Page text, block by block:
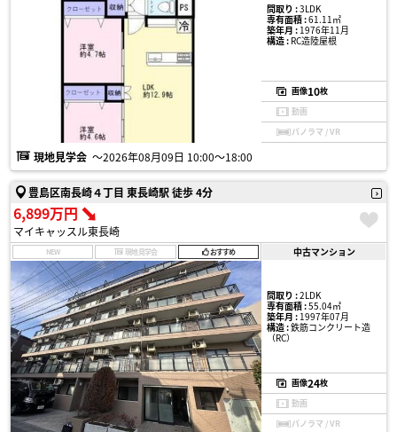
間取り :3LDK
専有面積 :61.11㎡
築年月 :1976年11月
構造 :RC造陸屋根
画像10枚
動画
パノラマ / VR
現地見学会 〜2026年08月09日 10:00〜18:00
豊島区南長崎４丁目 東長崎駅 徒歩 4分
6,899万円
マイキャッスル東長崎
NEW 現地見学会 おすすめ 中古マンション
間取り :2LDK
専有面積 :55.04㎡
築年月 :1997年07月
構造 :鉄筋コンクリート造
（RC）
画像24枚
動画
パノラマ / VR